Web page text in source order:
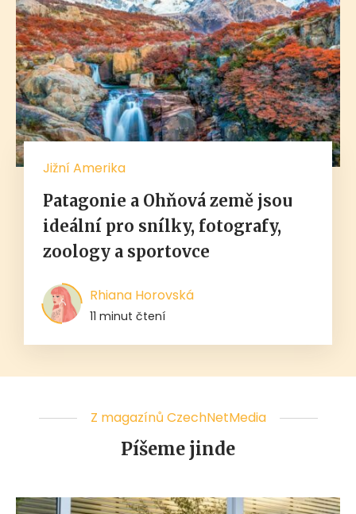
Jižní Amerika
Patagonie a Ohňová země jsou
ideální pro snílky, fotografy,
zoology a sportovce
Rhiana Horovská
11 minut čtení
Z magazínů CzechNetMedia
Píšeme jinde